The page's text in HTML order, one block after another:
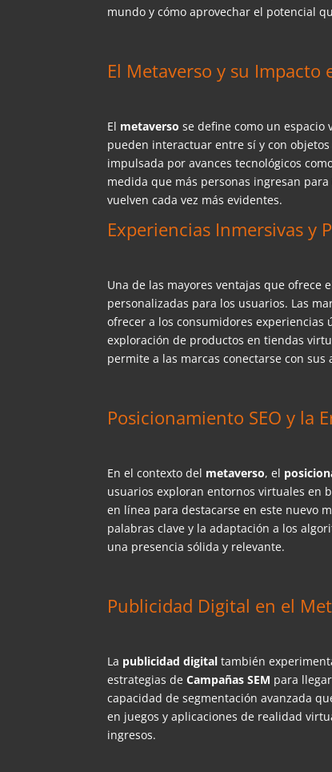
mundo y cómo aprovechar el potencial
El Metaverso y su
El metaverso se define como un
pueden interactuar entre sí y con
impulsada por avances tecnológicos
medida que más personas ingresan
vuelven cada vez más evidentes.
Experiencias Inmersivas y
Una de las mayores ventajas que ofrece
personalizadas para los usuarios. Las
ofrecer a los consumidores experiencias
exploración de productos en tiendas
permite a las marcas conectarse con
Posicionamiento SEO y la
En el contexto del metaverso, el
usuarios exploran entornos virtuales en
en línea para destacarse en este nuevo
palabras clave y la adaptación a los
una presencia sólida y relevante.
Publicidad Digital en el
La publicidad digital también
estrategias deCampañas SEM para
capacidad de segmentación avanzada
en juegos y aplicaciones de realidad
ingresos.